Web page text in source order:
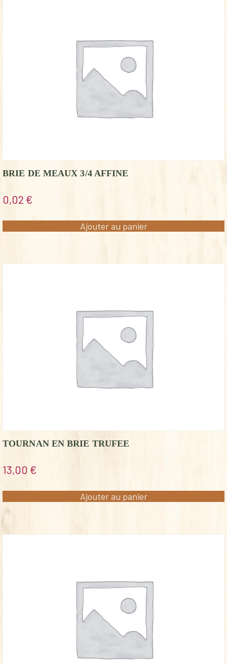
BRIE DE MEAUX 3/4 AFFINE
0,02 €
Ajouter au panier
TOURNAN EN BRIE TRUFEE
13,00 €
Ajouter au panier